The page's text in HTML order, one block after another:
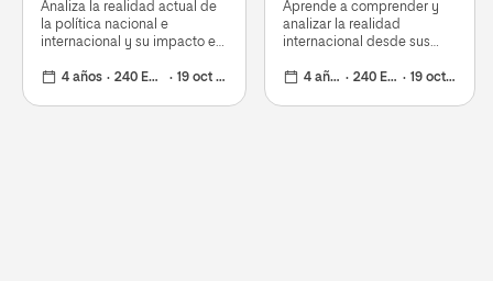
Analiza la realidad actual de
la política nacional e
internacional y su impacto en
4 años
240 ECTS 19 oct 2026
Aprende a comprender y
analizar la realidad
internacional desde sus
4 años
240 ECTS 19 oct 2026